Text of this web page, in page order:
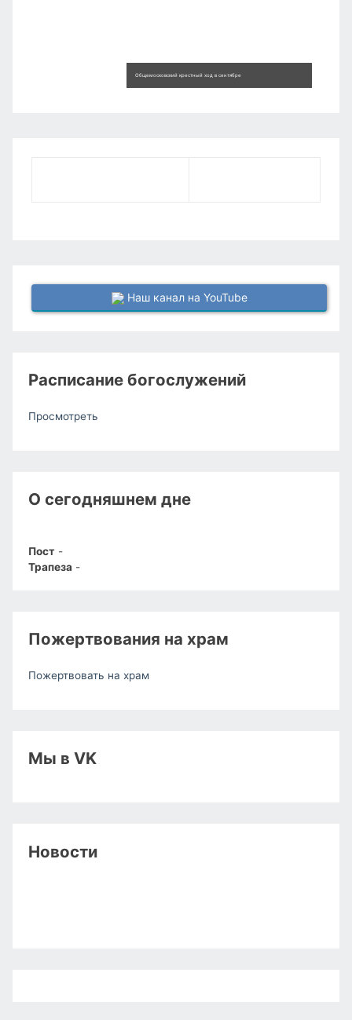
Общемосковский крестный ход в сентябре
Наш канал на YouTube
Расписание богослужений
Просмотреть
О сегодняшнем дне
Пост -
Трапеза -
Пожертвования на храм
Пожертвовать на храм
Мы в VK
Новости